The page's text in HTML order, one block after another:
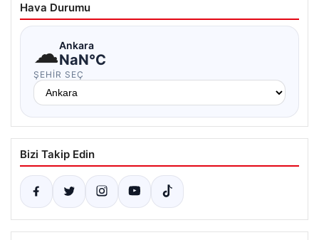
Hava Durumu
☁Ankara
NaN°C
ŞEHIR SEÇ
Bizi Takip Edin